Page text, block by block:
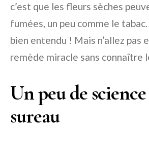
c’est que les fleurs sèches
fumées, un peu comme le
bien entendu ! Mais n’allez pas
remède miracle sans connaître
Un peu de
sureau